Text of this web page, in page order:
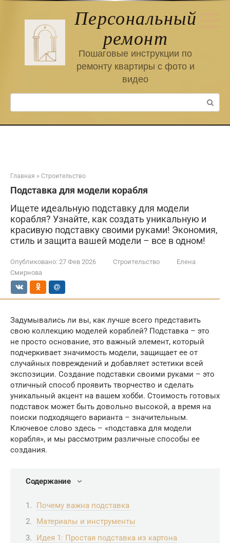
Персональный
ремонт
Пошаговые инструкции по
ремонту квартиры с фото и
видео
Поиск:
Главная » Строительство
Подставка для модели корабля
Ищете идеальную подставку для модели
корабля? Узнайте, как создать уникальную и
красивую подставку своими руками! Экономия,
стиль и защита вашей модели – все в одном!
Опубликовано: 27 Фев 2026 Строительство
Елена
Смирнова
Задумывались ли вы, как лучше всего представить
свою коллекцию моделей кораблей? Подставка – это
не просто основание, это важный элемент, который
подчеркивает значимость модели, защищает ее от
случайных повреждений и добавляет эстетики всей
экспозиции. Создание подставки своими руками – это
отличный способ проявить творчество и сделать
уникальный акцент на вашем хобби. Стоимость готовых
подставок может быть довольно высокой, а время на
поиски подходящего варианта – значительным.
Ключевое слово здесь – «подставка для модели
корабля», и мы рассмотрим различные способы ее
создания.
Содержание
Почему важна подставка
Материалы и инструменты
Идея 1: Простая подставка из картона